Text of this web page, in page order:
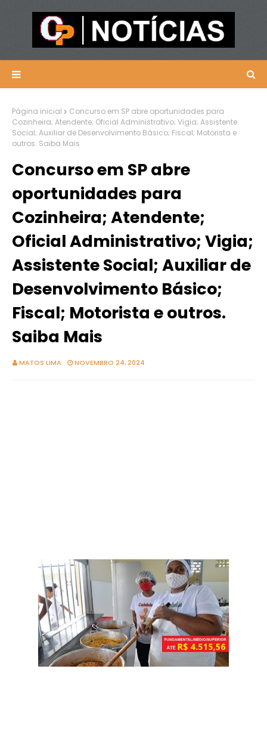
Página inicial
Concurso em SP abre oportunidades para
Cozinheira; Atendente; Oficial Administrativo; Vigia; Assistente
Social; Auxiliar de Desenvolvimento Básico; Fiscal; Motorista e
outros. Saiba Mais
Concurso em SP abre
oportunidades para
Cozinheira; Atendente;
Oficial Administrativo; Vigia;
Assistente Social; Auxiliar de
Desenvolvimento Básico;
Fiscal; Motorista e outros.
Saiba Mais
MATOS LIMA NOVEMBRO 24, 2024